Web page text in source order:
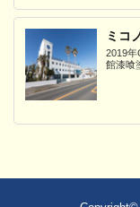
ミコ
2019年
館漆喰